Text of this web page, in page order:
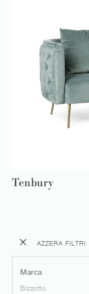
AZZERA FILTRI
Marca
Bizzotto
Tenbury